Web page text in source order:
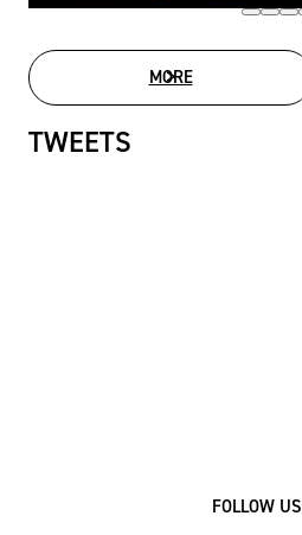
MOREMOVIE LIST
TWEETS
FOLLOW US